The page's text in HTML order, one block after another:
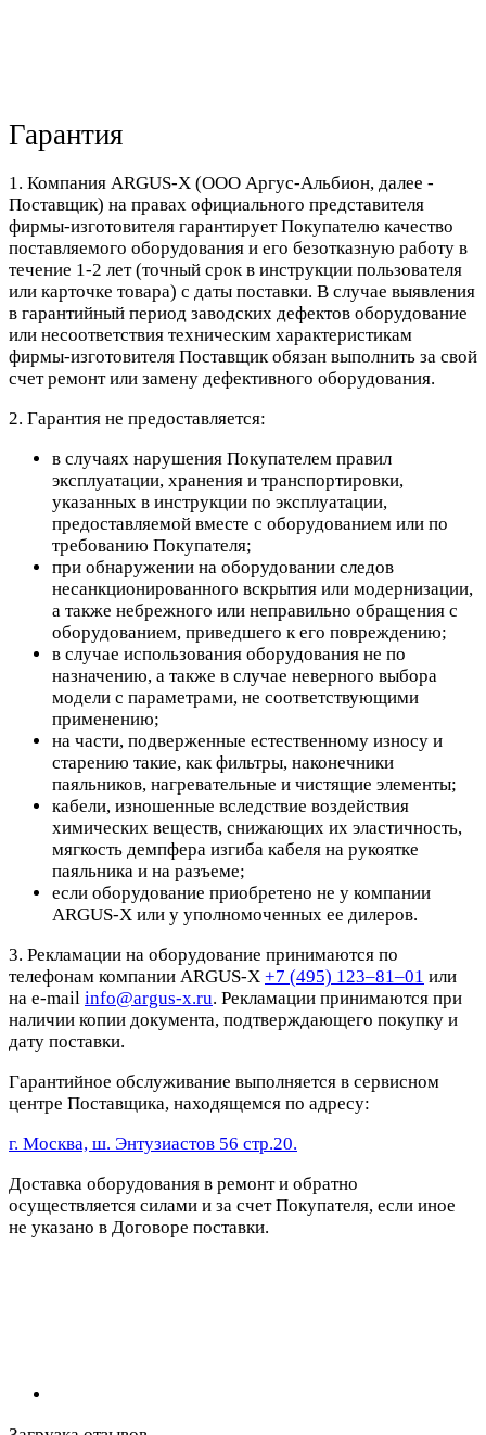
Гарантия
1. Компания ARGUS-X (ООО Аргус-Альбион, далее -
Поставщик) на правах официального представителя
фирмы-изготовителя гарантирует Покупателю качество
поставляемого оборудования и его безотказную работу в
течение 1-2 лет (точный срок в инструкции пользователя
или карточке товара) с даты поставки. В случае выявления
в гарантийный период заводских дефектов оборудование
или несоответствия техническим характеристикам
фирмы-изготовителя Поставщик обязан выполнить за свой
счет ремонт или замену дефективного оборудования.
2. Гарантия не предоставляется:
в случаях нарушения Покупателем правил
эксплуатации, хранения и транспортировки,
указанных в инструкции по эксплуатации,
предоставляемой вместе с оборудованием или по
требованию Покупателя;
при обнаружении на оборудовании следов
несанкционированного вскрытия или модернизации,
а также небрежного или неправильно обращения с
оборудованием, приведшего к его повреждению;
в случае использования оборудования не по
назначению, а также в случае неверного выбора
модели с параметрами, не соответствующими
применению;
на части, подверженные естественному износу и
старению такие, как фильтры, наконечники
паяльников, нагревательные и чистящие элементы;
кабели, изношенные вследствие воздействия
химических веществ, снижающих их эластичность,
мягкость демпфера изгиба кабеля на рукоятке
паяльника и на разъеме;
если оборудование приобретено не у компании
ARGUS-X или у уполномоченных ее дилеров.
3. Рекламации на оборудование принимаются по
телефонам компании ARGUS-X +7 (495) 123–81–01 или
на e-mail info@argus-x.ru. Рекламации принимаются при
наличии копии документа, подтверждающего покупку и
дату поставки.
Гарантийное обслуживание выполняется в сервисном
центре Поставщика, находящемся по адресу:
г. Москва, ш. Энтузиастов 56 стр.20.
Доставка оборудования в ремонт и обратно
осуществляется силами и за счет Покупателя, если иное
не указано в Договоре поставки.